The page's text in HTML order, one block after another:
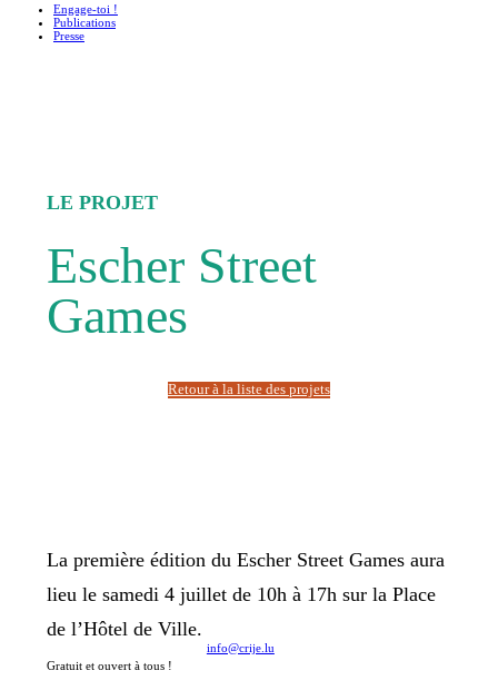
Engage-toi !
Publications
Presse
LE PROJET
Escher Street
Games
Retour à la liste des projets
La première édition du Escher Street Games aura
lieu le samedi 4 juillet de 10h à 17h sur la Place
de l’Hôtel de Ville.
Gratuit et ouvert à tous !
info@crije.lu